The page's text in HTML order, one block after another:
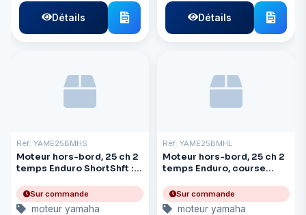
Détails Détails
Réf: YAME25BMHS
Moteur hors-bord, 25 ch 2
temps Enduro ShortShft :
Sur commande
moteur yamaha
Réf: YAME25BMHL
Moteur hors-bord, 25 ch 2
temps Enduro, course
Sur commande
moteur yamaha